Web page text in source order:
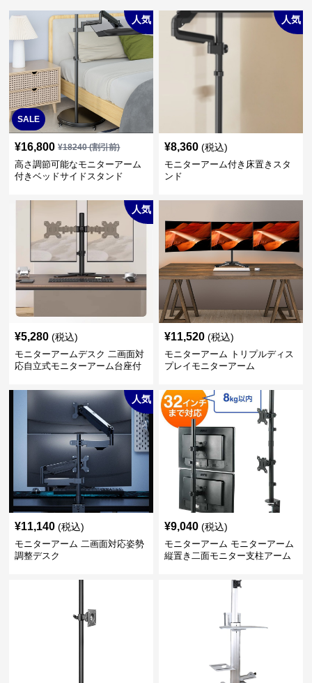
SALE
人気
¥16,800 ¥18240(割引前)
高さ調節可能なモニターアーム
付きベッドサイドスタンド
人気
¥8,360 (税込)
モニターアーム付き床置きスタ
ンド
人気
¥5,280 (税込)
モニターアームデスク 二画面対
応自立式モニターアーム台座付
¥11,520 (税込)
モニターアーム トリプルディス
プレイモニターアーム
人気
¥11,140 (税込)
モニターアーム 二画面対応姿勢
調整デスク
¥9,040 (税込)
モニターアーム モニターアーム
縦置き二面モニター支柱アーム